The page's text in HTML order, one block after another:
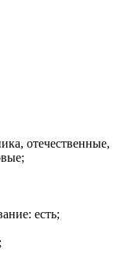
отечественные,
есть;